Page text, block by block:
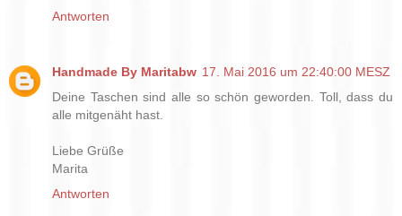
Antworten
Handmade By Maritabw 17. Mai 2016 um 22:40:00 MESZ
Deine Taschen sind alle so schön geworden. Toll, dass du
alle mitgenäht hast.
Liebe Grüße
Marita
Antworten